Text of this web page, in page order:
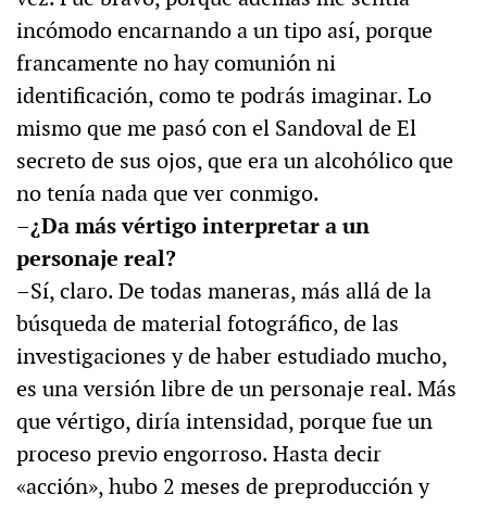
incómodo encarnando a un tipo así, porque
francamente no hay comunión ni
identificación, como te podrás imaginar. Lo
mismo que me pasó con el Sandoval de El
secreto de sus ojos, que era un alcohólico que
no tenía nada que ver conmigo.
–¿Da más vértigo interpretar a un
personaje real?
–Sí, claro. De todas maneras, más allá de la
búsqueda de material fotográfico, de las
investigaciones y de haber estudiado mucho,
es una versión libre de un personaje real. Más
que vértigo, diría intensidad, porque fue un
proceso previo engorroso. Hasta decir
«acción», hubo 2 meses de preproducción y